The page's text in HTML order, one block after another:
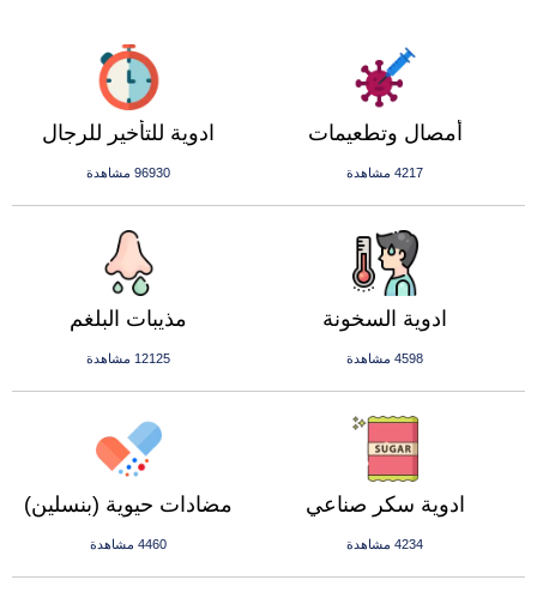
ادوية للتأخير للرجال
96930 مشاهدة
أمصال وتطعيمات
4217 مشاهدة
مذيبات البلغم
12125 مشاهدة
ادوية السخونة
4598 مشاهدة
مضادات حيوية (بنسلين)
4460 مشاهدة
ادوية سكر صناعي
4234 مشاهدة